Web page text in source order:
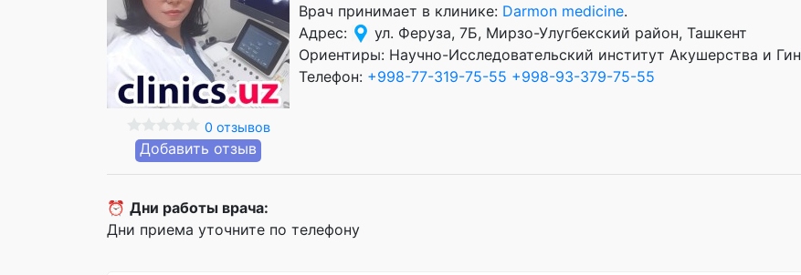
0 отзывов
Добавить отзыв
Врач принимает в клинике: Darmon medicine.
Адрес:
ул. Феруза, 7Б, Мирзо-Улугбекский район, Ташкент
Ориентиры: Научно-Исследовательский институт Акушерства и
Телефон: +998-77-319-75-55 +998-93-379-75-55
⏰ Дни работы врача:
Дни приема уточните по телефону